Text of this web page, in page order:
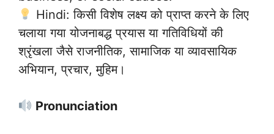
Hindi: किसी विशेष लक्ष्य को प्राप्त करने के लिए
चलाया गया योजनाबद्ध प्रयास या गतिविधियों की
श्रृंखला जैसे राजनीतिक, सामाजिक या व्यावसायिक
अभियान, प्रचार, मुहिम।
Pronunciation